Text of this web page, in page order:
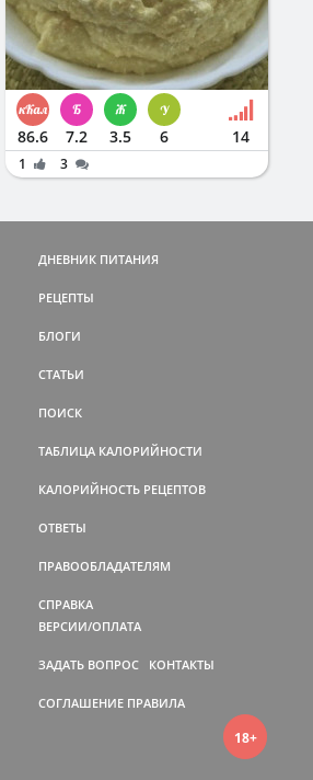
86.6 7.2 3.5 6 14
1 3
ДНЕВНИК ПИТАНИЯ
РЕЦЕПТЫ
БЛОГИ
СТАТЬИ
ПОИСК
ТАБЛИЦА КАЛОРИЙНОСТИ
КАЛОРИЙНОСТЬ РЕЦЕПТОВ
ОТВЕТЫ
ПРАВООБЛАДАТЕЛЯМ
СПРАВКА
ВЕРСИИ/ОПЛАТА
ЗАДАТЬ ВОПРОС КОНТАКТЫ
СОГЛАШЕНИЕ ПРАВИЛА
18+